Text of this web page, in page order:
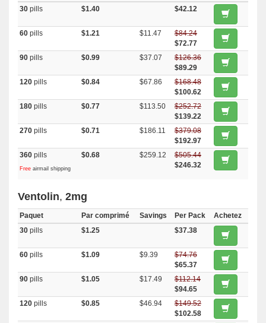
30 pills $1.40 $42.12
60 pills $1.21 $11.47
$84.24
$72.77
90 pills $0.99 $37.07
$126.36
$89.29
120 pills $0.84 $67.86
$168.48
$100.62
180 pills $0.77 $113.50
$252.72
$139.22
270 pills $0.71 $186.11
$379.08
$192.97
360 pills
Free airmail shipping
$0.68 $259.12
$505.44
$246.32
Ventolin, 2mg
Paquet Par comprimé Savings Per Pack
Achetez
30 pills $1.25 $37.38
60 pills $1.09 $9.39
$74.76
$65.37
90 pills $1.05 $17.49
$112.14
$94.65
120 pills $0.85 $46.94
$149.52
$102.58